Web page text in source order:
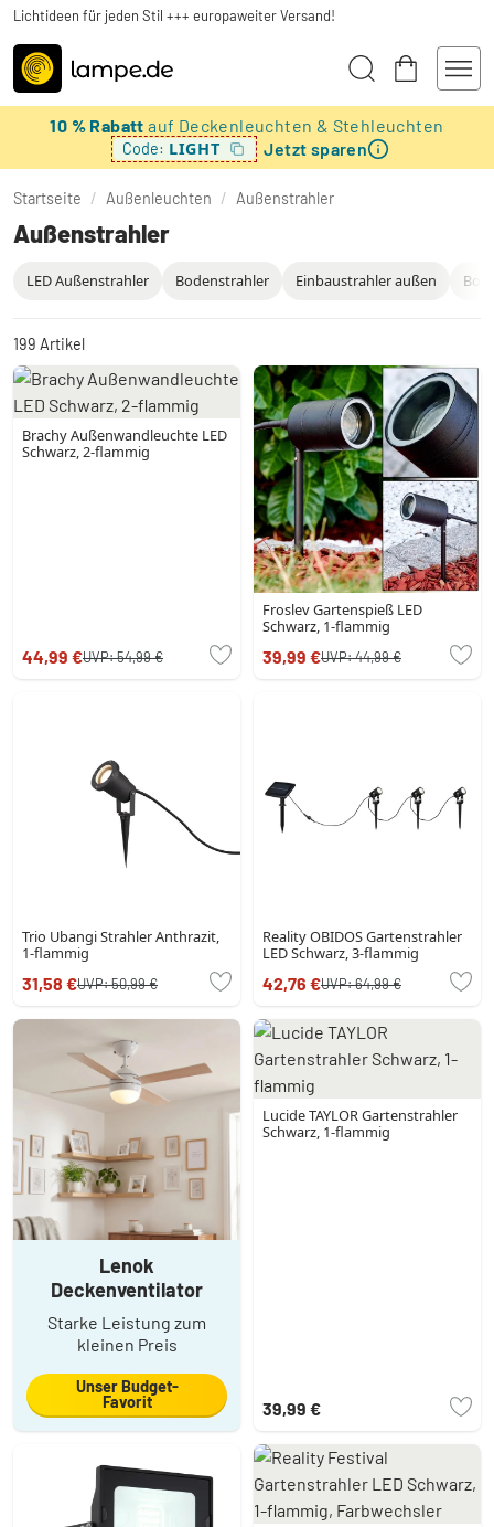
Lichtideen für jeden Stil +++ europaweiter Versand!
10 % Rabattauf Deckenleuchten & Stehleuchten
Code: LIGHT Jetzt sparen
Startseite / Außenleuchten / Außenstrahler
Außenstrahler
LED Außenstrahler Bodenstrahler Einbaustrahler außen
199 Artikel
Brachy Außenwandleuchte LED
Schwarz, 2-flammig
44,99 €UVP:54,99 €
Froslev Gartenspieß LED
Schwarz, 1-flammig
39,99 €UVP:44,99 €
Trio Ubangi Strahler Anthrazit,
1-flammig
31,58 €UVP:50,99 €
Reality OBIDOS Gartenstrahler
LED Schwarz, 3-flammig
42,76 €UVP:64,99 €
Lenok
Deckenventilator
Starke Leistung zum
kleinen Preis
Unser Budget-
Favorit
Lucide TAYLOR Gartenstrahler
Schwarz, 1-flammig
39,99 €